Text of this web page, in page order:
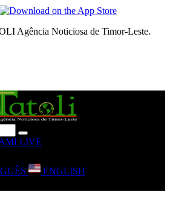
Agência Noticiosa de Timor-Leste.
LIVE
ENGLISH